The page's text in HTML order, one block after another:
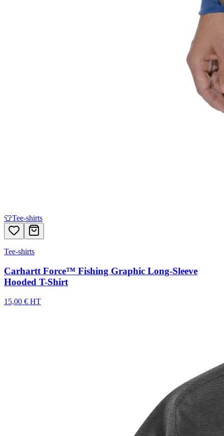
👕Tee-shirts
Tee-shirts
Carhartt Force™ Fishing Graphic Long-Sleeve
Hooded T-Shirt
15,00 € HT